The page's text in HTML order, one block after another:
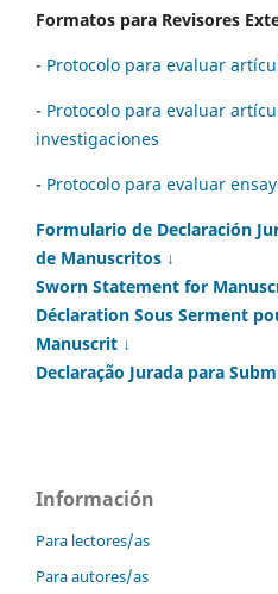
Formatos para Revisores
- Protocolo para evaluar
- Protocolo para evaluar
investigaciones
- Protocolo para evaluar
Formulario de Declaración
de Manuscritos ↓
Sworn Statement for
Déclaration Sous Serment
Manuscrit ↓
Declaração Jurada para
Información
Para lectores/as
Para autores/as